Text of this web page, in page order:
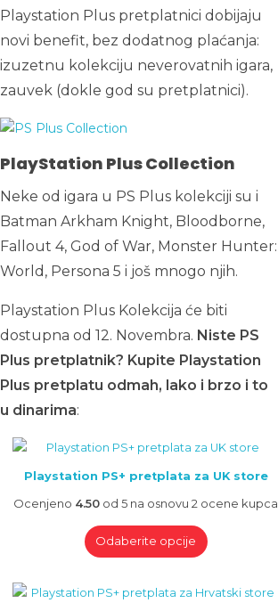
Playstation Plus pretplatnici dobijaju
novi benefit, bez dodatnog plaćanja:
izuzetnu kolekciju neverovatnih igara,
zauvek (dokle god su pretplatnici).
PlayStation Plus Collection
Neke od igara u PS Plus kolekciji su i
Batman Arkham Knight, Bloodborne,
Fallout 4, God of War, Monster Hunter:
World, Persona 5 i još mnogo njih.
Playstation Plus Kolekcija će biti
dostupna od 12. Novembra. Niste PS
Plus pretplatnik? Kupite Playstation
Plus pretplatu odmah, lako i brzo i to
u dinarima:
Playstation PS+ pretplata za UK store
Ocenjeno 4.50 od 5 na osnovu2 ocene kupca
Odaberite opcije